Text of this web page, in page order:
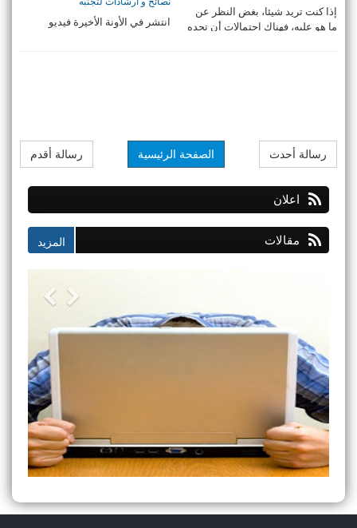
إذا كنت تريد شيئا، بغض النظر عن
ما هو عليه، فهناك احتمالات أن تجده
انتشر في الأونة الأخيرة فيديو
رسالة أحدث رسالة أقدم الصفحة الرئيسية
اعلان
مقالات